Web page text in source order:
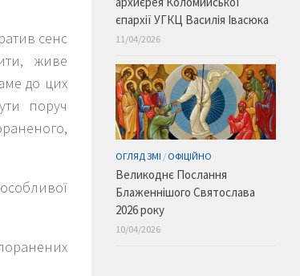
сенс
живе
до цих
поруч
єпархії УГКЦ Василія Івасюка
11/04/2026
ОГЛЯД ЗМІ / ОФІЦІЙНО
Великоднє Послання
Блаженнішого Святослава
2026 року
10/04/2026